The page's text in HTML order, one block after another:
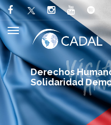
Derechos
Solidaridad